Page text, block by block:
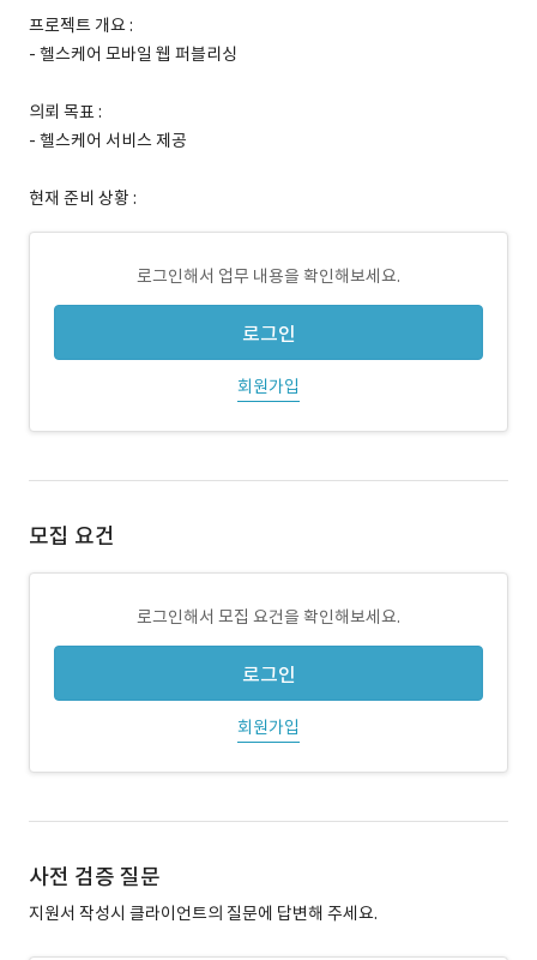
프로젝트 개요 :
- 헬스케어 모바일 웹 퍼블리싱
의뢰 목표 :
- 헬스케어 서비스 제공
현재 준비 상황 :
로그인해서 업무 내용을 확인해보세요.
로그인
회원가입
모집 요건
로그인해서 모집 요건을 확인해보세요.
로그인
회원가입
사전 검증 질문
지원서 작성시 클라이언트의 질문에 답변해 주세요.